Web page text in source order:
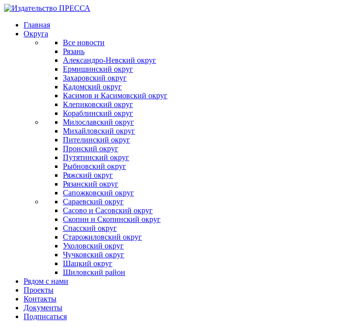
Главная
Округа
Все новости
Рязань
Александро-Невский округ
Ермишинский округ
Захаровский округ
Кадомский округ
Касимов и Касимовский округ
Клепиковский округ
Кораблинский округ
Милославский округ
Михайловский округ
Пителинский округ
Пронский округ
Путятинский округ
Рыбновский округ
Ряжский округ
Рязанский округ
Сапожковский округ
Сараевский округ
Сасово и Сасовский округ
Скопин и Скопинский округ
Спасский округ
Старожиловский округ
Ухоловский округ
Чучковский округ
Шацкий округ
Шиловский район
Рядом с нами
Проекты
Контакты
Документы
Подписаться